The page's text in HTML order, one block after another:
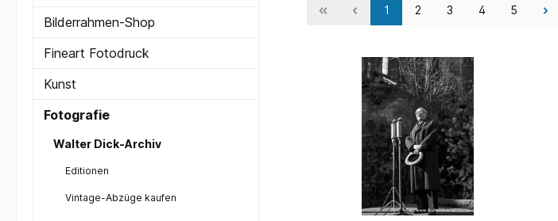
Bilderrahmen-Shop
Fineart Fotodruck
Kunst
Fotografie
Walter Dick-Archiv
Editionen
Vintage-Abzüge kaufen
1 2 3 4 5